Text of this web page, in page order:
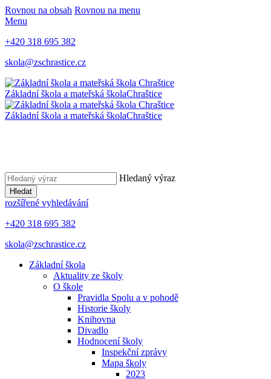
Rovnou na obsah Rovnou na menu
Menu
+420 318 695 382
skola@zschrastice.cz
Základní škola a mateřská školaChraštice
Základní škola a mateřská školaChraštice
Hledaný výraz
Hledat
rozšířené vyhledávání
+420 318 695 382
skola@zschrastice.cz
Základní škola
Aktuality ze školy
O škole
Pravidla Spolu a v pohodě
Historie školy
Knihovna
Divadlo
Hodnocení školy
Inspekční zprávy
Mapa školy
2023